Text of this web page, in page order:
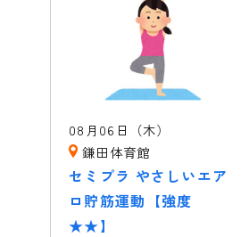
08月06日（木）
鎌田体育館
セミプラ やさしいエア
ロ貯筋運動【強度
★★】